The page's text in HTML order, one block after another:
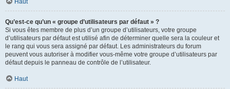
Haut
Qu’est-ce qu’un « groupe d’utilisateurs par défaut » ?
Si vous êtes membre de plus d’un groupe d’utilisateurs, votre groupe
d’utilisateurs par défaut est utilisé afin de déterminer quelle sera la couleur et
le rang qui vous sera assigné par défaut. Les administrateurs du forum
peuvent vous autoriser à modifier vous-même votre groupe d’utilisateurs par
défaut depuis le panneau de contrôle de l’utilisateur.
Haut